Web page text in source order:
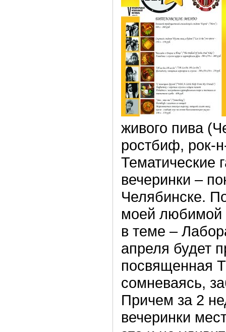
живого пива
ростбиф, рок-
Тематические
вечеринки –
Челябинске.
моей любимой
в теме –
апреля будет
посвященная
сомневаясь,
Причем за 2
вечеринки